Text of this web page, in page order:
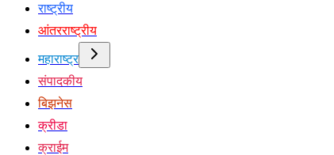
राष्ट्रीय
आंतरराष्ट्रीय
महाराष्ट्र
संपादकीय
बिझनेस
क्रीडा
क्राईम